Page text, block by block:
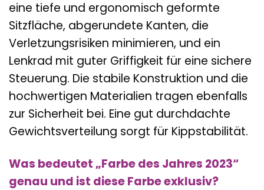
eine tiefe und ergonomisch geformte
Sitzfläche, abgerundete Kanten, die
Verletzungsrisiken minimieren, und ein
Lenkrad mit guter Griffigkeit für eine sichere
Steuerung. Die stabile Konstruktion und die
hochwertigen Materialien tragen ebenfalls
zur Sicherheit bei. Eine gut durchdachte
Gewichtsverteilung sorgt für Kippstabilität.
Was bedeutet „Farbe des Jahres 2023“
genau und ist diese Farbe exklusiv?